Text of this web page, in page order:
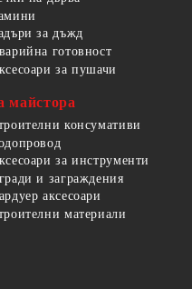
за дъжд
готовност
за пушачи
майстора
консумативи
за инструменти
и заграждения
аксесоари
материали